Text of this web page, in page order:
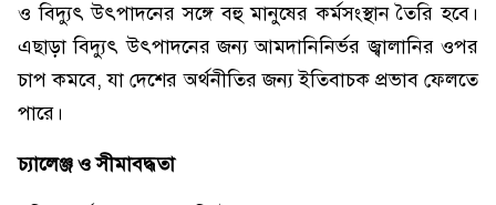
ও বিদ্যুৎ উৎপাদনের সঙ্গে বহু মানুষের কর্মসংস্থান তৈরি হবে।
এছাড়া বিদ্যুৎ উৎপাদনের জন্য আমদানিনির্ভর জ্বালানির ওপর
চাপ কমবে, যা দেশের অর্থনীতির জন্য ইতিবাচক প্রভাব ফেলতে
পারে।
চ্যালেঞ্জ ও সীমাবদ্ধতা